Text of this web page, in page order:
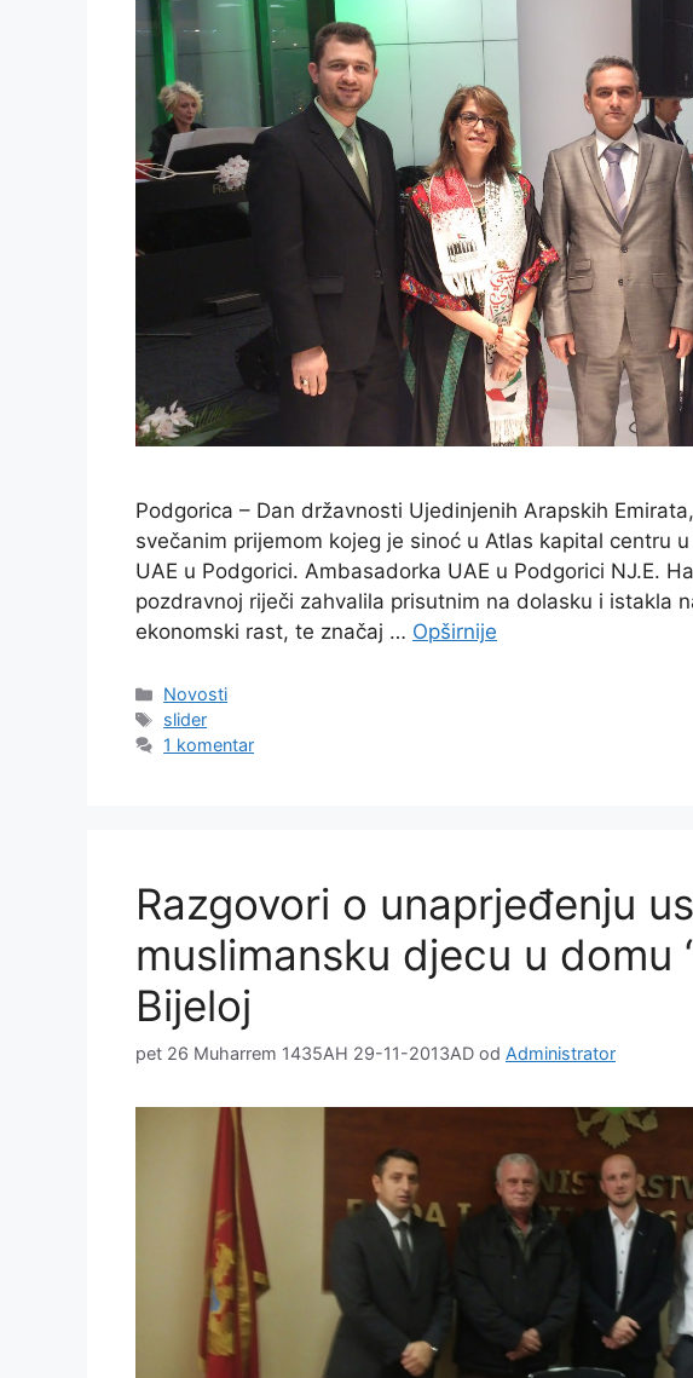
Podgorica – Dan državnosti Ujedinjenih Arapskih
svečanim prijemom kojeg je sinoć u Atlas kapital centru
UAE u Podgorici. Ambasadorka UAE u Podgorici NJ.E.
pozdravnoj riječi zahvalila prisutnim na dolasku i istakla
ekonomski rast, te značaj … Opširnije
Kategorije
Novosti
Oznake
slider
1 komentar
Razgovori o unaprjeđenju
muslimansku djecu u domu
Bijeloj
pet 26 Muharrem 1435AH 29-11-2013AD od Administrator